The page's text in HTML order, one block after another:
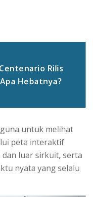
Rilis
Hebatnya?
untuk melihat
peta interaktif
luar sirkuit, serta
nyata yang selalu